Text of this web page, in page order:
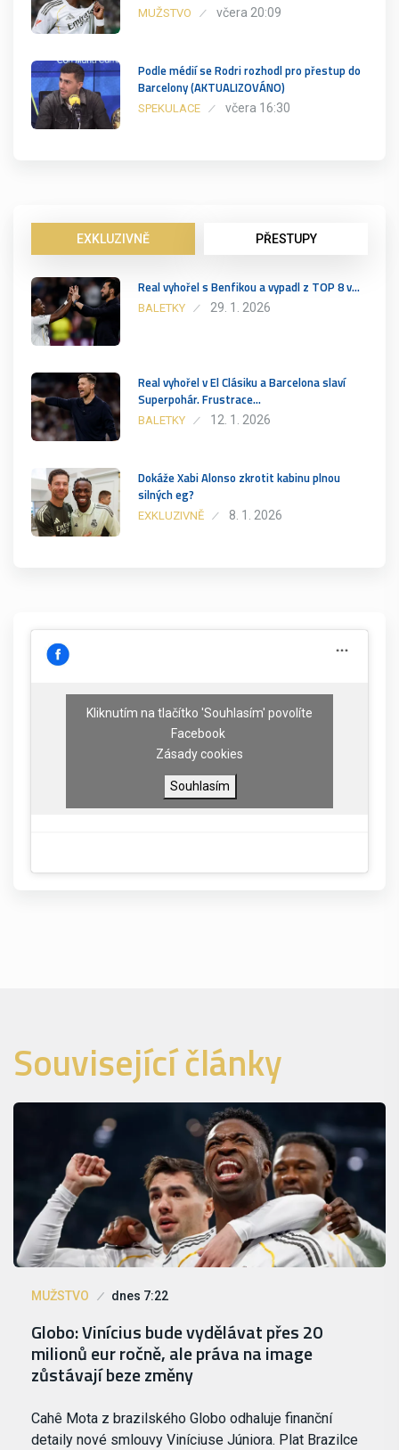
MUŽSTVO včera 20:09
Podle médií se Rodri rozhodl pro přestup do
Barcelony (AKTUALIZOVÁNO)
SPEKULACE včera 16:30
EXKLUZIVNĚ PŘESTUPY
Real vyhořel s Benfikou a vypadl z TOP 8 v…
BALETKY 29. 1. 2026
Real vyhořel v El Clásiku a Barcelona slaví
Superpohár. Frustrace…
BALETKY 12. 1. 2026
Dokáže Xabi Alonso zkrotit kabinu plnou
silných eg?
EXKLUZIVNĚ 8. 1. 2026
Kliknutím na tlačítko 'Souhlasím' povolíte
Facebook
Zásady cookies
Souhlasím
Související články
MUŽSTVO dnes 7:22
Globo: Vinícius bude vydělávat přes 20
milionů eur ročně, ale práva na image
zůstávají beze změny
Cahê Mota z brazilského Globo odhaluje finanční
detaily nové smlouvy Viníciuse Júniora. Plat Brazilce